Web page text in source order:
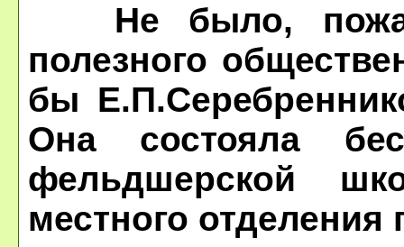
Не было,
полезного
бы
Она состояла
фельдшерской
местного